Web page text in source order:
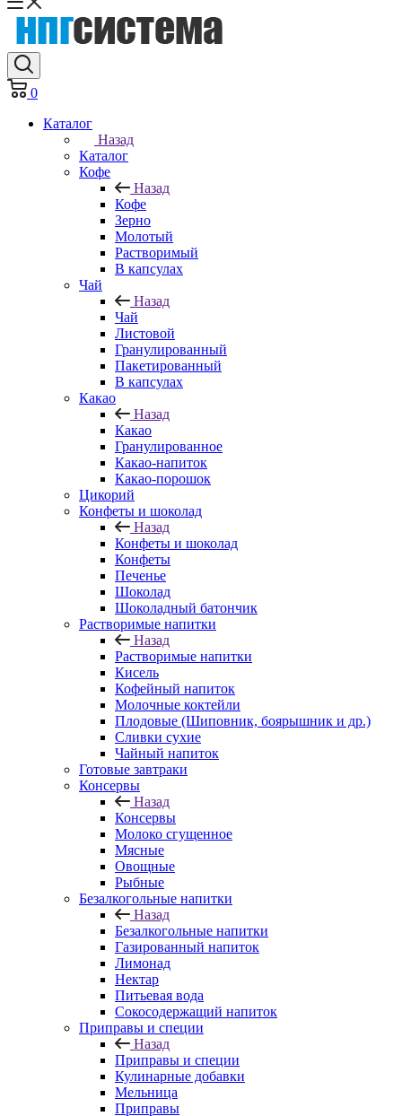
0
Каталог
Назад
Каталог
Кофе
Назад
Кофе
Зерно
Молотый
Растворимый
В капсулах
Чай
Назад
Чай
Листовой
Гранулированный
Пакетированный
В капсулах
Какао
Назад
Какао
Гранулированное
Какао-напиток
Какао-порошок
Цикорий
Конфеты и шоколад
Назад
Конфеты и шоколад
Конфеты
Печенье
Шоколад
Шоколадный батончик
Растворимые напитки
Назад
Растворимые напитки
Кисель
Кофейный напиток
Молочные коктейли
Плодовые (Шиповник, боярышник и др.)
Сливки сухие
Чайный напиток
Готовые завтраки
Консервы
Назад
Консервы
Молоко сгущенное
Мясные
Овощные
Рыбные
Безалкогольные напитки
Назад
Безалкогольные напитки
Газированный напиток
Лимонад
Нектар
Питьевая вода
Сокосодержащий напиток
Приправы и специи
Назад
Приправы и специи
Кулинарные добавки
Мельница
Приправы